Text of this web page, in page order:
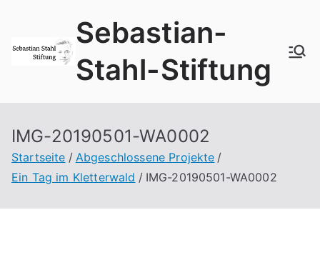
springen
Sebastian-
Stahl-Stiftung
IMG-20190501-WA0002
Startseite
Abgeschlossene Projekte
Ein Tag im Kletterwald
IMG-20190501-WA0002